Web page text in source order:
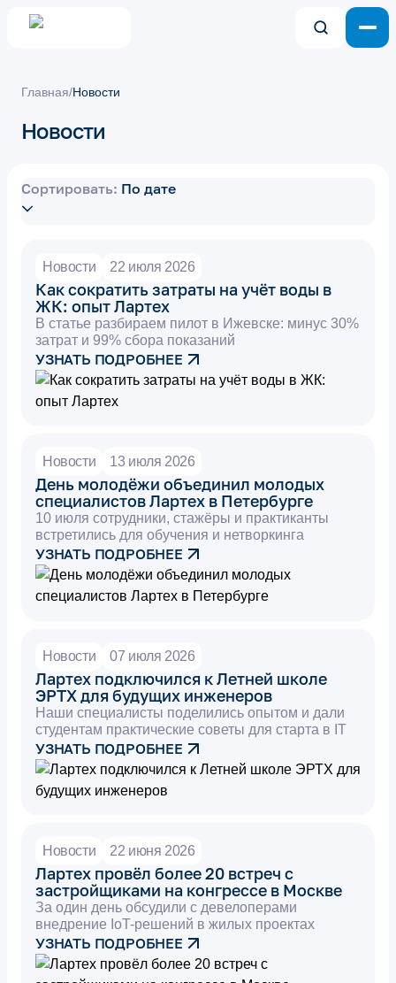
Главная/Новости
Новости
Сортировать: По дате
Новости 22 июля 2026
Как сократить затраты на учёт воды в
ЖК: опыт Лартех
В статье разбираем пилот в Ижевске: минус 30%
затрат и 99% сбора показаний
УЗНАТЬ ПОДРОБНЕЕ
Новости 13 июля 2026
День молодёжи объединил молодых
специалистов Лартех в Петербурге
10 июля сотрудники, стажёры и практиканты
встретились для обучения и нетворкинга
УЗНАТЬ ПОДРОБНЕЕ
Новости 07 июля 2026
Лартех подключился к Летней школе
ЭРТХ для будущих инженеров
Наши специалисты поделились опытом и дали
студентам практические советы для старта в IT
УЗНАТЬ ПОДРОБНЕЕ
Новости 22 июня 2026
Лартех провёл более 20 встреч с
застройщиками на конгрессе в Москве
За один день обсудили с девелоперами
внедрение IoT-решений в жилых проектах
УЗНАТЬ ПОДРОБНЕЕ